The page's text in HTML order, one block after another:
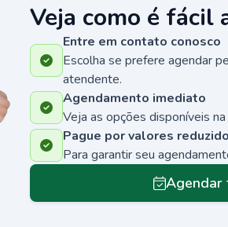
Veja como é fácil
Entre em contato conosco
Escolha se prefere agendar
atendente.
Agendamento imediato
Veja as opções disponíveis na
Pague por valores
Para garantir seu
Agendar